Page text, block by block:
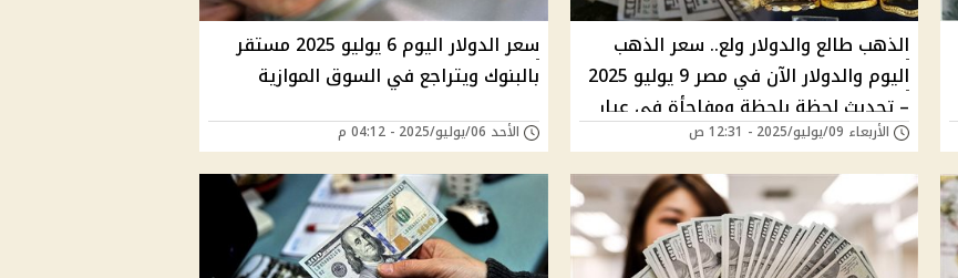
الذهب طالع والدولار ولع.. سعر الذهب
اليوم والدولار الآن في مصر 9 يوليو 2025
– تحديث لحظة بلحظة ومفاجأة في عيار
21 والسوق السوداءالأربعاء 09/يوليو/2025 - 12:31 ص
سعر الدولار اليوم 6 يوليو 2025 مستقر
بالبنوك ويتراجع في السوق الموازية
الأحد 06/يوليو/2025 - 04:12 م